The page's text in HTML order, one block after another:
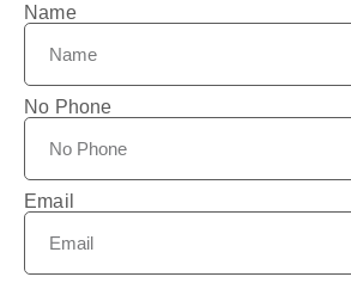
Name
No Phone
Email